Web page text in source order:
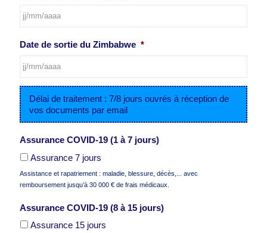
slash
MM
slash
AAAA
Date de sortie du Zimbabwe *
JJ
slash
MM
slash
AAAA
Délai de traitement : 7/8 jours ouvrés à réception de
vos documents par email
Assurance COVID-19 (1 à 7 jours)
Assurance 7 jours
Assistance et rapatriement : maladie, blessure, décès,... avec
remboursement jusqu’à 30 000 € de frais médicaux.
Assurance COVID-19 (8 à 15 jours)
Assurance 15 jours